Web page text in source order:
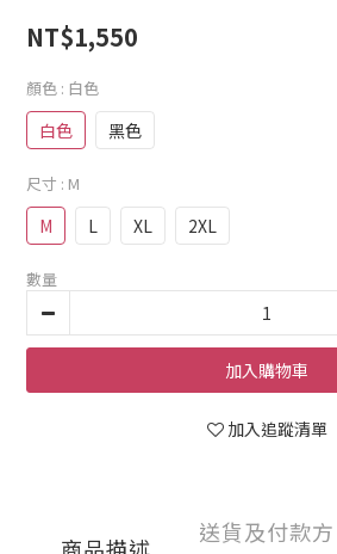
NT$1,550
顏色 : 白色
白色 黑色
尺寸 : M
M L XL 2XL
數量
加入購物車
加入追蹤清單
商品描述
送貨及付款方